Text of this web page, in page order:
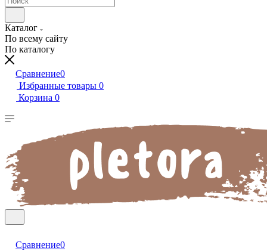
Каталог
По всему сайту
По каталогу
Сравнение0
Избранные товары 0
Корзина 0
Сравнение0